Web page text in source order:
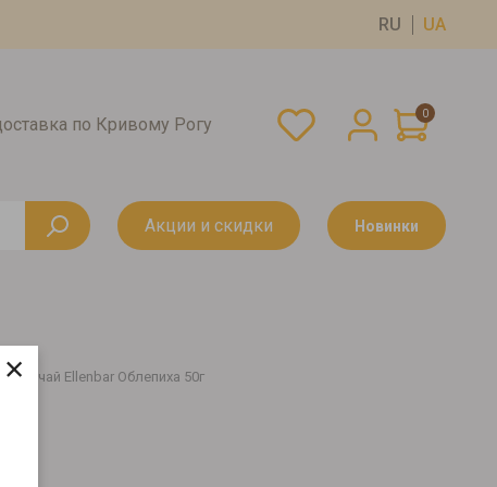
×
RU UA
по Кривому Рогу
0
Акции и скидки Новинки
чай Ellenbar Облепиха 50г